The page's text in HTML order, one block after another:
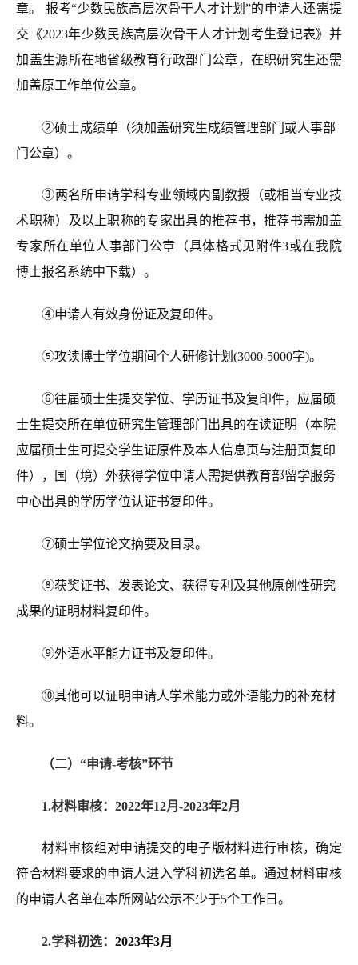
章。
报考“少数民族高层次骨干人才计划”的申请人还需提
交《2023年少数民族高层次骨干人才计划考生登记表》并
加盖生源所在地省级教育行政部门公章，在职研究生还需
加盖原工作单位公章。
②硕士成绩单（须加盖研究生成绩管理部门或人事部
门公章）。
③两名所申请学科专业领域内副教授（或相当专业技
术职称）及以上职称的专家出具的推荐书，推荐书需加盖
专家所在单位人事部门公章（具体格式见附件3或在我院
博士报名系统中下载）。
④申请人有效身份证及复印件。
⑤攻读博士学位期间个人研修计划(3000-5000字)。
⑥往届硕士生提交学位、学历证书及复印件，应届硕
士生提交所在单位研究生管理部门出具的在读证明（本院
应届硕士生可提交学生证原件及本人信息页与注册页复印
件），国（境）外获得学位申请人需提供教育部留学服务
中心出具的学历学位认证书复印件。
⑦硕士学位论文摘要及目录。
⑧获奖证书、发表论文、获得专利及其他原创性研究
成果的证明材料复印件。
⑨外语水平能力证书及复印件。
⑩其他可以证明申请人学术能力或外语能力的补充材
料。
（二）“申请-考核”环节
1.材料审核：2022年12月-2023年2月
材料审核组对申请提交的电子版材料进行审核，确定
符合材料要求的申请人进入学科初选名单。通过材料审核
的申请人名单在本所网站公示不少于5个工作日。
2.学科初选：2023年3月